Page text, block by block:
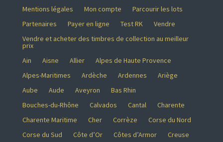
Mentions légales
Mon compte
Parcourir les lots
Partenaires
Payer en ligne Test RK
Vendre
Vendre et acheter des timbres de collection au meilleur
prix
Ain
Aisne Allier
Alpes de Haute Provence
Alpes-Maritimes
Ardèche Ardennes
Ariège
Aube
Aude Aveyron
Bas Rhin
Bouches-du-Rhône
Calvados Cantal
Charente
Charente Maritime
Cher Corrèze
Corse du Nord
Corse du Sud
Côte d’Or Côtes d’Armor
Creuse